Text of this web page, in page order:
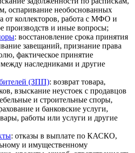
оспаривание необоснованных
от коллекторов, работа с МФО и
производств и иные вопросы;
: восстановление срока принятия
завещаний, признание права
фактическое принятие
наследниками и другие
(ЗПП): возврат товара,
взыскание неустоек с продавцов
и строительные споры,
и банковские услуги,
работы или услуги и другие
: отказы в выплате по КАСКО,
и имущественному